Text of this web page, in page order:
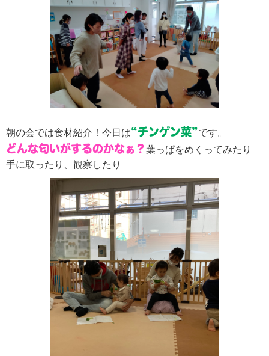
朝の会では食材紹介！今日は“チンゲン菜”です。
どんな匂いがするのかなぁ？葉っぱをめくってみたり
手に取ったり、観察したり